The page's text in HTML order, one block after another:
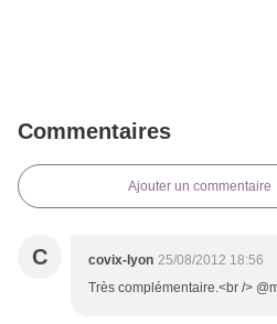
Commentaires
Ajouter un commentaire
C covix-lyon 25/08/2012 18:56
Très complémentaire.<br />